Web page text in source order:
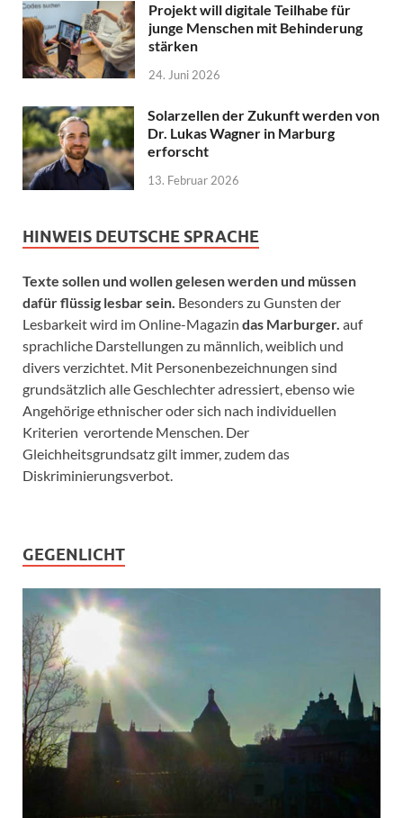
Projekt will digitale Teilhabe für
junge Menschen mit Behinderung
stärken
24. Juni 2026
Solarzellen der Zukunft werden von
Dr. Lukas Wagner in Marburg
erforscht
13. Februar 2026
HINWEIS DEUTSCHE SPRACHE
Texte sollen und wollen gelesen werden und müssen
dafür flüssig lesbar sein. Besonders zu Gunsten der
Lesbarkeit wird im Online-Magazin das Marburger. auf
sprachliche Darstellungen zu männlich, weiblich und
divers verzichtet. Mit Personenbezeichnungen sind
grundsätzlich alle Geschlechter adressiert, ebenso wie
Angehörige ethnischer oder sich nach individuellen
Kriterien verortende Menschen. Der
Gleichheitsgrundsatz gilt immer, zudem das
Diskriminierungsverbot.
GEGENLICHT